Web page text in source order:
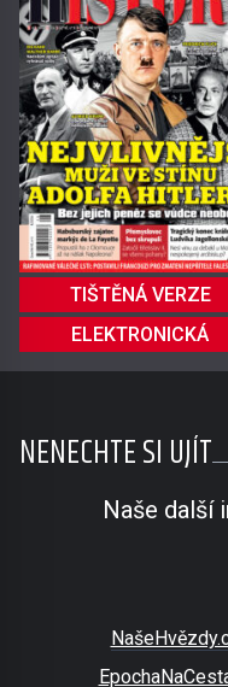
TIŠTĚNÁ VERZE
ELEKTRONICKÁ
NENECHTE SI UJÍT
Naše další